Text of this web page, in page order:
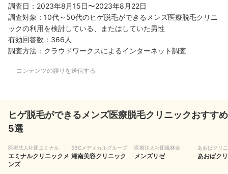
調査日：2023年8月15日〜2023年8月22日
調査対象：10代～50代のヒゲ脱毛ができるメンズ医療脱毛クリニ
ックの利用を検討している、またはしていた男性
有効回答数：366人
調査方法：クラウドワークスによるインターネット調査
コンテンツの誤りを送信する
ヒゲ脱毛ができるメンズ医療脱毛クリニックおすすめ
5選
医療法人社団エミナル
エミナルクリニックメ
ンズ
SBCメディカルグループ
湘南美容クリニック
医療法人社団風林会
メンズリゼ
あおばクリ
あおばク